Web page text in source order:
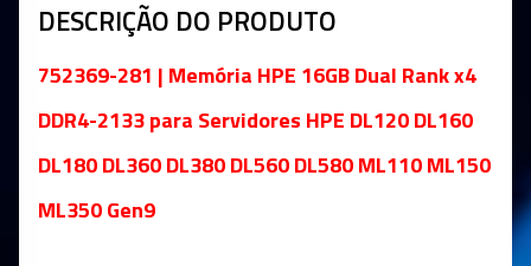
DESCRIÇÃO DO PRODUTO
752369-281 | Memória HPE 16GB Dual Rank x4
DDR4-2133 para Servidores HPE DL120 DL160
DL180 DL360 DL380 DL560 DL580 ML110 ML150
ML350 Gen9